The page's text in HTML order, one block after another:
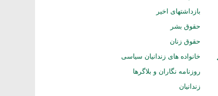
بازداشتهای اخیر
حقوق بشر
حقوق زنان
خانواده های زندانیان سیاسی
روزنامه نگاران و بلاگرها
زندانیان